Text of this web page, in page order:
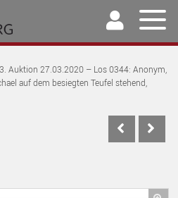
Auktion 27.03.2020 – Los 0344: Anonym,
auf dem besiegten Teufel stehend,